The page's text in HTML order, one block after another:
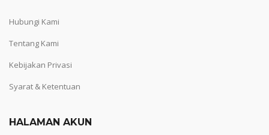
Hubungi Kami
Tentang Kami
Kebijakan Privasi
Syarat & Ketentuan
HALAMAN AKUN